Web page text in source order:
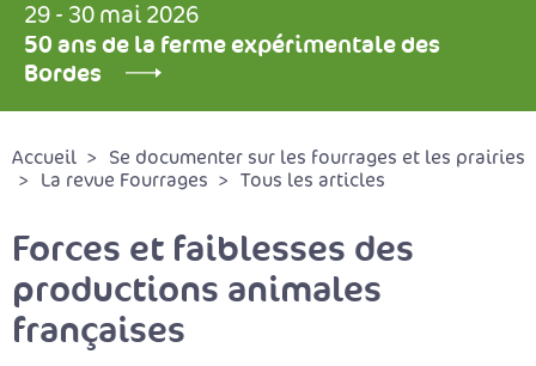
29 - 30 mai 2026
50 ans de la ferme expérimentale des
Bordes
Accueil
Se documenter sur les fourrages et les prairies
La revue Fourrages
Tous les articles
Forces et faiblesses des
productions animales
françaises